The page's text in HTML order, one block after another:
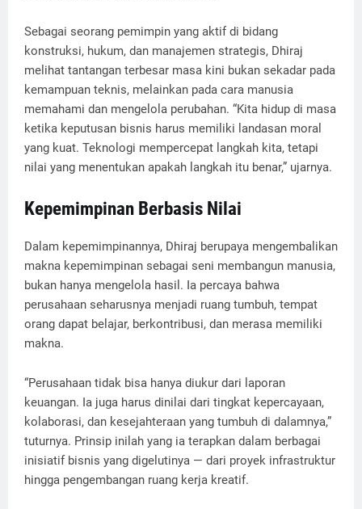
Sebagai seorang pemimpin yang aktif di bidang
konstruksi, hukum, dan manajemen strategis, Dhiraj
melihat tantangan terbesar masa kini bukan sekadar pada
kemampuan teknis, melainkan pada cara manusia
memahami dan mengelola perubahan. “Kita hidup di masa
ketika keputusan bisnis harus memiliki landasan moral
yang kuat. Teknologi mempercepat langkah kita, tetapi
nilai yang menentukan apakah langkah itu benar,” ujarnya.
Kepemimpinan Berbasis Nilai
Dalam kepemimpinannya, Dhiraj berupaya mengembalikan
makna kepemimpinan sebagai seni membangun manusia,
bukan hanya mengelola hasil. Ia percaya bahwa
perusahaan seharusnya menjadi ruang tumbuh, tempat
orang dapat belajar, berkontribusi, dan merasa memiliki
makna.
“Perusahaan tidak bisa hanya diukur dari laporan
keuangan. Ia juga harus dinilai dari tingkat kepercayaan,
kolaborasi, dan kesejahteraan yang tumbuh di dalamnya,”
tuturnya. Prinsip inilah yang ia terapkan dalam berbagai
inisiatif bisnis yang digelutinya — dari proyek infrastruktur
hingga pengembangan ruang kerja kreatif.